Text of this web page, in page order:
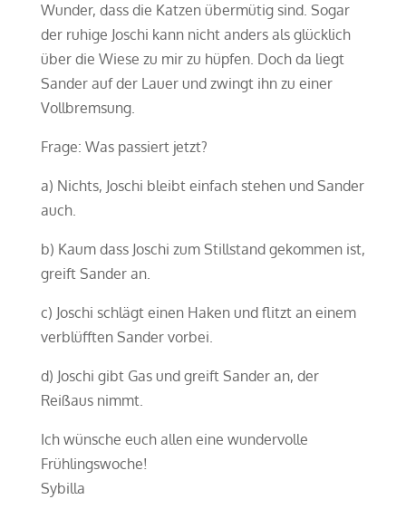
Wunder, dass die Katzen übermütig sind. Sogar
der ruhige Joschi kann nicht anders als glücklich
über die Wiese zu mir zu hüpfen. Doch da liegt
Sander auf der Lauer und zwingt ihn zu einer
Vollbremsung.
Frage: Was passiert jetzt?
a) Nichts, Joschi bleibt einfach stehen und Sander
auch.
b) Kaum dass Joschi zum Stillstand gekommen ist,
greift Sander an.
c) Joschi schlägt einen Haken und flitzt an einem
verblüfften Sander vorbei.
d) Joschi gibt Gas und greift Sander an, der
Reißaus nimmt.
Ich wünsche euch allen eine wundervolle
Frühlingswoche!
Sybilla